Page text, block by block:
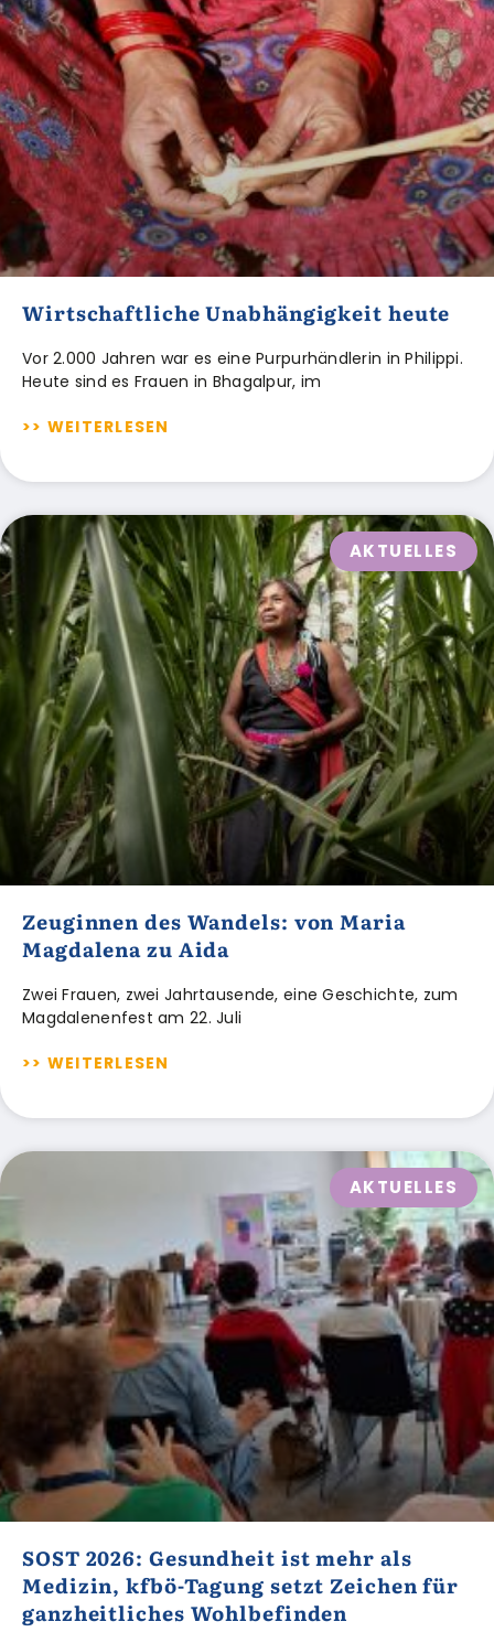
Wirtschaftliche Unabhängigkeit heute
Vor 2.000 Jahren war es eine Purpurhändlerin in Philippi.
Heute sind es Frauen in Bhagalpur, im
>> WEITERLESEN
AKTUELLES
Zeuginnen des Wandels: von Maria
Magdalena zu Aida
Zwei Frauen, zwei Jahrtausende, eine Geschichte, zum
Magdalenenfest am 22. Juli
>> WEITERLESEN
AKTUELLES
SOST 2026: Gesundheit ist mehr als
Medizin, kfbö-Tagung setzt Zeichen für
ganzheitliches Wohlbefinden